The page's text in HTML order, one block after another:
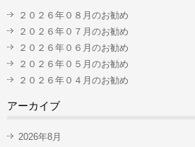
２０２６年０８月のお勧め
２０２６年０７月のお勧め
２０２６年０６月のお勧め
２０２６年０５月のお勧め
２０２６年０４月のお勧め
アーカイブ
2026年8月